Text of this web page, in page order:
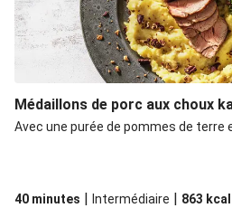
Médaillons de porc aux choux
Avec une purée de pommes de terre
40 minutes | Intermédiaire | 863 kcal